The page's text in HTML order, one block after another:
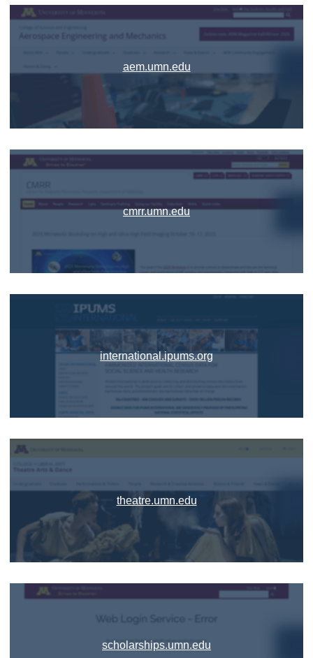
aem.umn.edu
cmrr.umn.edu
international.ipums.org
theatre.umn.edu
scholarships.umn.edu